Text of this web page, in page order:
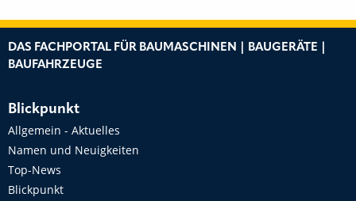
DAS FACHPORTAL FÜR BAUMASCHINEN | BAUGERÄTE |
BAUFAHRZEUGE
Blickpunkt
Allgemein - Aktuelles
Namen und Neuigkeiten
Top-News
Blickpunkt